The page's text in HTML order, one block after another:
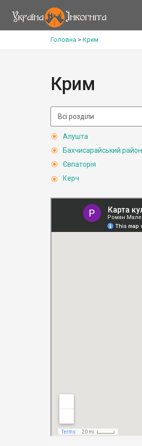
Головна > Крим
Крим
Алушта
Бахчисарайський район
Євпаторія
Керч